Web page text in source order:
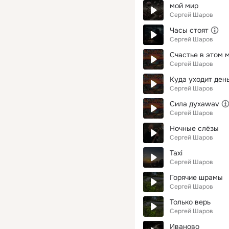
мой мир
Сергей Шаров
Часы стоят
Сергей Шаров
Счастье в этом
Сергей Шаров
Куда уходит
Сергей Шаров
Сила духаwav
Сергей Шаров
Ночные слёзы
Сергей Шаров
Taxi
Сергей Шаров
Горячие шрамы
Сергей Шаров
Только верь
Сергей Шаров
Иваново